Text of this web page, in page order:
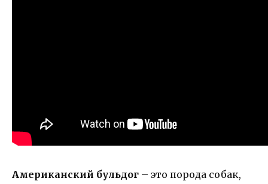
Американский бульдог – это порода собак,